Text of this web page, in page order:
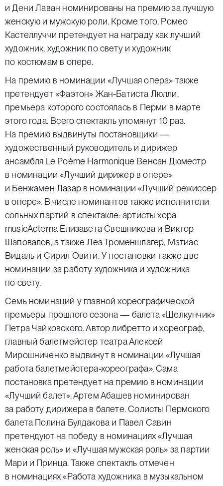
и Дени Лаван номинированы на премию за лучшую
женскую и мужскую роли. Кроме того, Ромео
Кастеллуччи претендует на награду как лучший
художник, художник по свету и художник
по костюмам в опере.
На премию в номинации «Лучшая опера» также
претендует «Фаэтон» Жан-Батиста Люлли,
премьера которого состоялась в Перми в марте
этого года. Всего спектакль упомянут 10 раз.
На премию выдвинуты постановщики —
художественный руководитель и дирижер
ансамбля Le Poème Harmonique Венсан Дюместр
в номинации «Лучший дирижер в опере»
и Бенжамен Лазарв номинации «Лучший режиссер
в опере». В числе номинантов также исполнители
сольных партий в спектакле: артисты хора
musicAeterna Елизавета Свешникова и Виктор
Шаповалов, а также Леа Троменшлагер, Матиас
Видаль и Сирил Овити. У постановки также две
номинации за работу художника и художника
по свету.
Семь номинаций у главной хореографической
премьеры прошлого сезона — балета «Щелкунчик»
Петра Чайковского. Автор либретто и хореограф,
главный балетмейстер театраАлексей
Мирошниченко выдвинут в номинации «Лучшая
работа балетмейстера-хореографа». Сама
постановка претендует на премию в номинации
«Лучший балет».Артем Абашев номинирован
за работу дирижера в балете. Солисты Пермского
балета Полина Булдакова и Павел Савин
претендуют на победу в номинациях «Лучшая
женская роль» и «Лучшая мужская роль» за партии
Мари и Принца. Также спектакль отмечен
в номинациях «Работа художника в музыкальном